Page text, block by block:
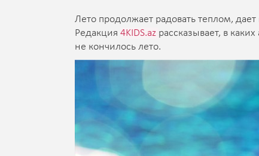
Лето продолжает радовать теплом,
Редакция 4KIDS.az рассказывает, в
не кончилось лето.